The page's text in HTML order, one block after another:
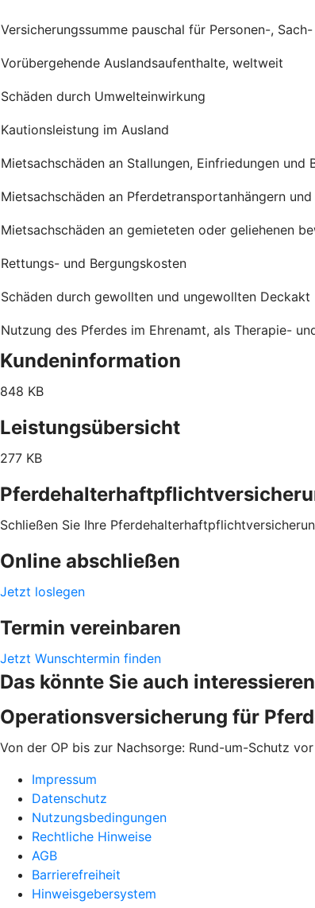
Versicherungssumme pauschal für Personen-,
Vorübergehende Auslandsaufenthalte, weltweit
Schäden durch Umwelteinwirkung
Kautionsleistung im Ausland
Mietsachschäden an Stallungen, Einfriedungen und
Mietsachschäden an Pferdetransportanhängern
Mietsachschäden an gemieteten oder geliehenen
Rettungs- und Bergungskosten
Schäden durch gewollten und ungewollten Deckakt
Nutzung des Pferdes im Ehrenamt, als Therapie-
Kundeninformation
848 KB
Leistungsübersicht
277 KB
Schließen Sie Ihre
Online abschließen
Jetzt loslegen
Termin vereinbaren
Jetzt Wunschtermin finden
Das könnte Sie auch interessieren
Operationsversicherung für
Von der OP bis zur Nachsorge: Rund-um-Schutz
Impressum
Datenschutz
Nutzungsbedingungen
Rechtliche Hinweise
AGB
Barrierefreiheit
Hinweisgebersystem